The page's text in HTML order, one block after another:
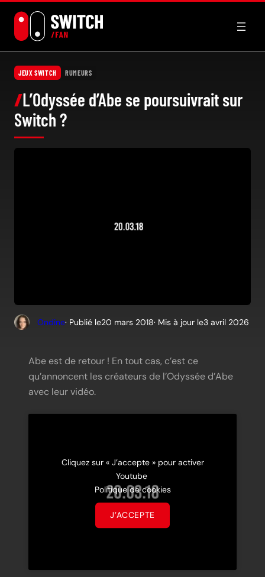
contenu
JEUX SWITCH RUMEURS
L’Odyssée d’Abe se poursuivrait sur
Switch ?
Ondine· Publié le20 mars 2018· Mis à jour le3 avril 2026
Abe est de retour ! En tout cas, c’est ce
qu’annoncent les créateurs de l’Odyssée d’Abe
avec leur vidéo.
Cliquez sur « J’accepte » pour activer
Youtube
Politique de cookies
J’ACCEPTE